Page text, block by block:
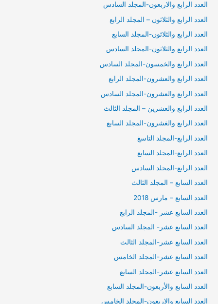
العدد الرابع والاربعون-المجلد السادس
العدد الرابع والثلاثون – المجلد الرابع
العدد الرابع والثلاثون-المجلد السابع
العدد الرابع والثلاثون-المجلد السادس
العدد الرابع والخمسون-المجلد السادس
العدد الرابع والعشرون-المجلد الرابع
العدد الرابع والعشرون-المجلد السادس
العدد الرابع والعشرين – المجلد الثالث
العدد الرابع والغشرون-المجلد السابع
العدد الرابع-المجلد التاسغ
العدد الرابع-المجلد السابع
العدد الرابع-المجلد السادس
العدد السابع – المجلد الثالث
العدد السابع – مارس 2018
العدد السابع عشر -المجلد الرابع
العدد السابع عشر- المجلد السادس
العدد السابع عشر-المجلد الثالث
العدد السابع عشر-المجلد الخامس
العدد السابع عشر-المجلد السايع
العدد السابع والأربعون-المجلد السابع
العدد السابع والاربعون-المجلد الخامس